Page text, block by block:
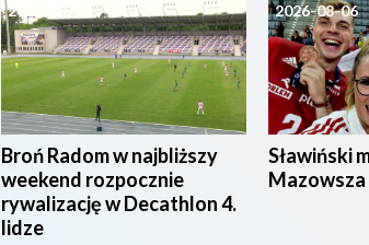
2026-08-07
Broń Radom w najbliższy
weekend rozpocznie
rywalizację w Decathlon 4.
lidze
2026-08-06
Sławiński
Mazowsza